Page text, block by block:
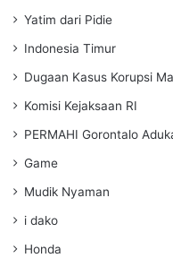
Yatim dari Pidie
Indonesia Timur
Dugaan Kasus Korupsi
Komisi Kejaksaan RI
PERMAHI Gorontalo
Game
Mudik Nyaman
i dako
Honda